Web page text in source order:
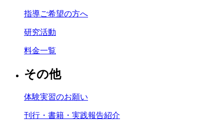
指導ご希望の方へ
研究活動
料金一覧
その他
体験実習のお願い
刊行・書籍・実践報告紹介